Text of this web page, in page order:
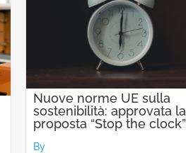
Nuove norme UE sulla
sostenibilità: approvata la
proposta “Stop the clock”
By